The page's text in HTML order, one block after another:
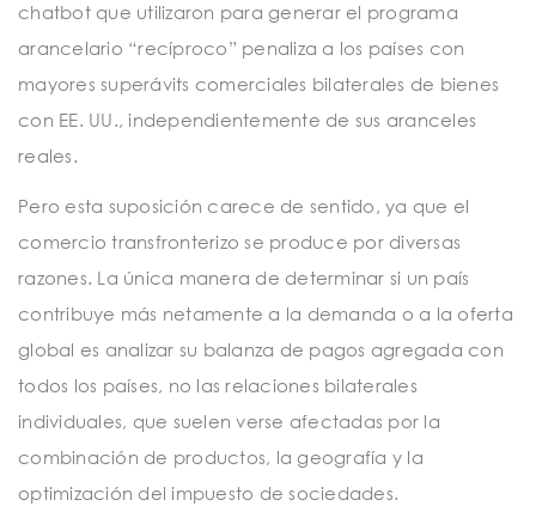
chatbot que utilizaron para generar el programa
arancelario “recíproco” penaliza a los países con
mayores superávits comerciales bilaterales de bienes
con EE. UU., independientemente de sus aranceles
reales.
Pero esta suposición carece de sentido, ya que el
comercio transfronterizo se produce por diversas
razones. La única manera de determinar si un país
contribuye más netamente a la demanda o a la oferta
global es analizar su balanza de pagos agregada con
todos los países, no las relaciones bilaterales
individuales, que suelen verse afectadas por la
combinación de productos, la geografía y la
optimización del impuesto de sociedades.